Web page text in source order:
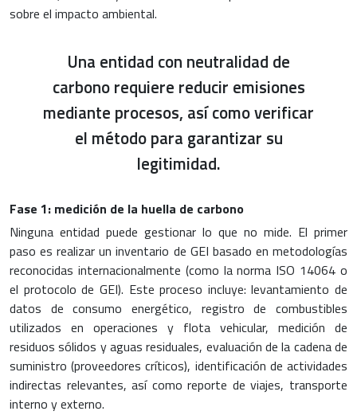
sobre el impacto ambiental.
Una entidad con neutralidad de
carbono requiere reducir emisiones
mediante procesos, así como verificar
el método para garantizar su
legitimidad.
Fase 1: medición de la huella de carbono
Ninguna entidad puede gestionar lo que no mide. El primer
paso es realizar un inventario de GEI basado en metodologías
reconocidas internacionalmente (como la norma ISO 14064 o
el protocolo de GEI). Este proceso incluye: levantamiento de
datos de consumo energético, registro de combustibles
utilizados en operaciones y flota vehicular, medición de
residuos sólidos y aguas residuales, evaluación de la cadena de
suministro (proveedores críticos), identificación de actividades
indirectas relevantes, así como reporte de viajes, transporte
interno y externo.